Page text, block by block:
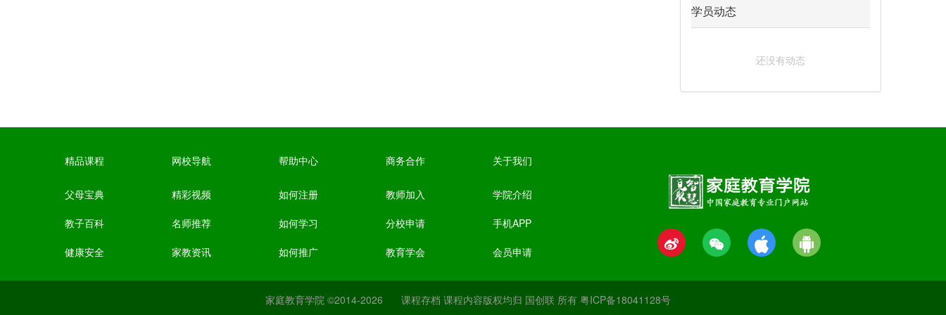
学员动态
还没有动态
精品课程
父母宝典
教子百科
健康安全
网校导航
精彩视频
名师推荐
家教资讯
帮助中心
如何注册
如何学习
如何推广
商务合作
教师加入
分校申请
教育学会
关于我们
学院介绍
手机APP
会员申请
家庭教育学院©2014-2026 课程存档 课程内容版权均归 国创联 所有 粤ICP备18041128号